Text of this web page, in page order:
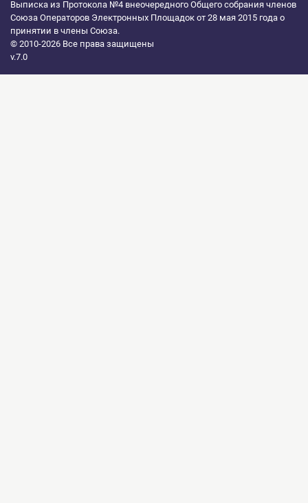
Выписка из Протокола №4 внеочередного Общего собрания членов
Союза Операторов Электронных Площадок от 28 мая 2015 года о
принятии в члены Союза.
© 2010-2026 Все права защищены
v.7.0